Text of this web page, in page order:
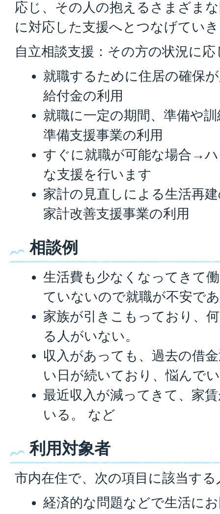
応じ、その人の抱えるさまざま
に対応した支援へとつなげてい
自立相談支援：その方の状況に
就職するために住居の確保
給付金の利用
就職に一定の期間、準備や
準備支援事業の利用
すぐに就職が可能な場合→
な支援を行います
家計の見直しによる生活再
家計改善支援事業の利用
相談例
生活費も少なくなってきて
ていないので就職が不安で
家族が引きこもっており、
る人がいない。
収入があっても、過去の借
い日が続いており、悩んで
最近収入が減ってきて、家
いる。 など
利用対象者
市内在住で、次の項目に該当する
経済的な問題などで生活に